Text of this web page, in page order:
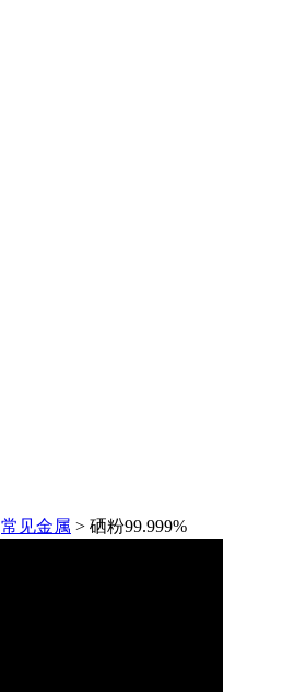
常见金属 > 硒粉99.999%